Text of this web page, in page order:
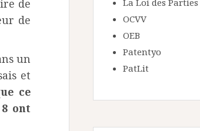
de
de
un
et
ue ce
ont
La Loi des Parties
OCVV
OEB
Patentyo
PatLit